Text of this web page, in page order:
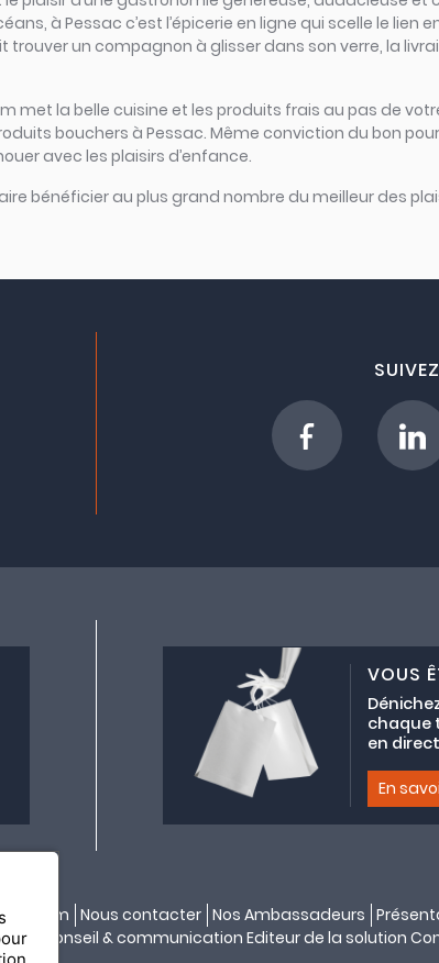
à Pessac c’est l’épicerie en ligne qui scelle le lien
un compagnon à glisser dans son verre, la
la belle cuisine et les produits frais au pas de
bouchers à Pessac. Même conviction du bon
avec les plaisirs d’enfance.
bénéficier au plus grand nombre du meilleur des
VOUS
chaque
en
En
Nous contacter Nos Ambassadeurs
conseil & communication Editeur de la solution